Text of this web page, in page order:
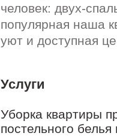
человек: двух-
популярная наша
уют и доступная
Услуги
Уборка квартиры
постельного